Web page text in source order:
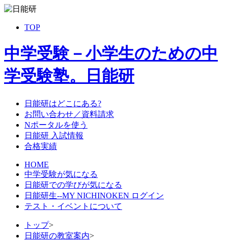
TOP
中学受験－小学生のための中
学受験塾。日能研
日能研はどこにある?
お問い合わせ／資料請求
Nポータルを使う
日能研 入試情報
合格実績
HOME
中学受験が気になる
日能研での学びが気になる
日能研生--MY NICHINOKEN ログイン
テスト・イベントについて
トップ>
日能研の教室案内>